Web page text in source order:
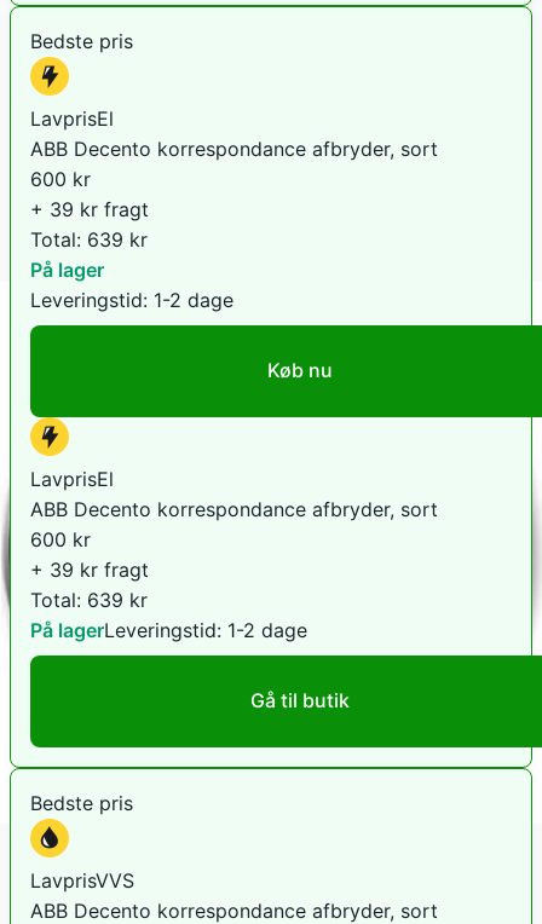
Bedste pris
LavprisEl
ABB Decento korrespondance afbryder, sort
600 kr
+ 39 kr fragt
Total: 639 kr
På lager
Leveringstid: 1-2 dage
Køb nu
LavprisEl
ABB Decento korrespondance afbryder, sort
600 kr
+ 39 kr fragt
Total: 639 kr
På lagerLeveringstid: 1-2 dage
Gå til butik
Bedste pris
LavprisVVS
ABB Decento korrespondance afbryder, sort